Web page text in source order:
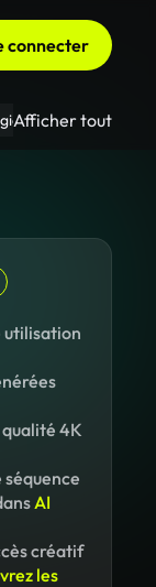
connecter
Zoom En
Afficher tout
utilisation
4K
AI
créatif
les